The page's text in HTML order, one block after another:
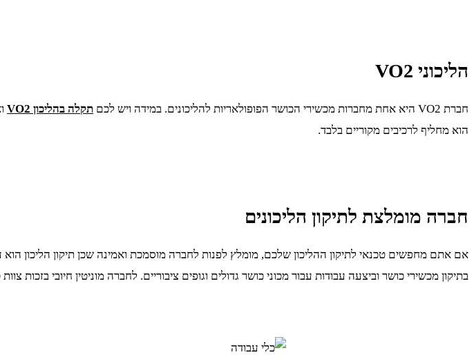
הליכוני VO2
חברת VO2 היא אחת מחברות מכשירי הכושר הפופולאריות להליכונים. במידה ויש לכם תקלה בהליכון VO2
הוא מחליף לרכיבים מקוריים בלבד.
חברה מומלצת לתיקון הליכונים
אם אתם מחפשים טכנאי לתיקון ההליכון שלכם, מומלץ לפנות לחברה מוסמכת ואמינה שכן תיקון הליכון
בתיקון מכשירי כושר וביצעה עבודות עבור מכוני כושר גדולים וגופים ציבוריים. לחברה מוניטין חיובי